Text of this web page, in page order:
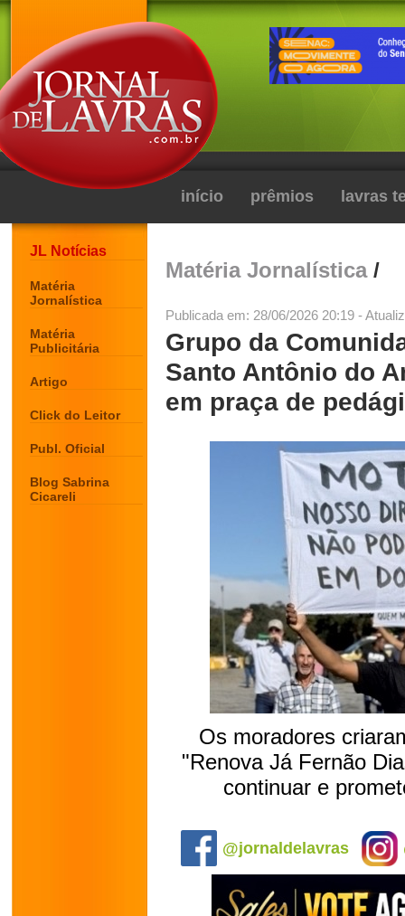
início prêmios lavras
JL Notícias
Matéria
Jornalística
Matéria
Publicitária
Artigo
Click do Leitor
Publ. Oficial
Blog Sabrina
Cicareli
Matéria Jornalística/
Publicada em: 28/06/2026 20:19 -
Grupo da
Santo Antônio do
em praça de
Os moradores
"Renova Já Fernão
continuar e
@jornaldelavras